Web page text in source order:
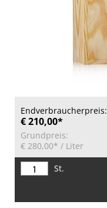
Endverbraucherpreis:
€ 210,00*
Grundpreis:
€ 280,00* / Liter
St.